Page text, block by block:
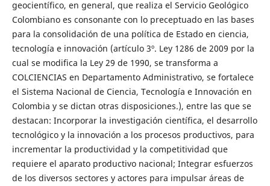
geocientífico, en general, que realiza el Servicio Geológico
Colombiano es consonante con lo preceptuado en las bases
para la consolidación de una política de Estado en ciencia,
tecnología e innovación (artículo 3º. Ley 1286 de 2009 por la
cual se modifica la Ley 29 de 1990, se transforma a
COLCIENCIAS en Departamento Administrativo, se fortalece
el Sistema Nacional de Ciencia, Tecnología e Innovación en
Colombia y se dictan otras disposiciones.), entre las que se
destacan: Incorporar la investigación científica, el desarrollo
tecnológico y la innovación a los procesos productivos, para
incrementar la productividad y la competitividad que
requiere el aparato productivo nacional; Integrar esfuerzos
de los diversos sectores y actores para impulsar áreas de